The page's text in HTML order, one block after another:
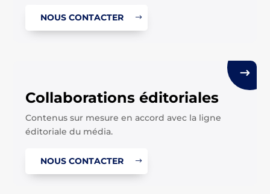
NOUS CONTACTER
Collaborations éditoriales
Contenus sur mesure en accord avec la ligne
éditoriale du média.
NOUS CONTACTER